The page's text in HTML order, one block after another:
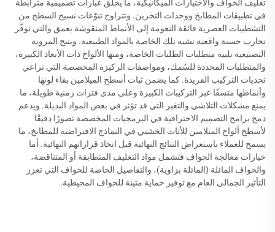
تغليف الحواف والاختيارات الميكانيكية، ما يخلق عبارات تصميمية مترابطة
في تطبيقات المطابخ ووحدات التخزين. وتتراوح تنوّعات نسيج السطح من
التشطيبات العصرية فائقة النعومة إلى الأنماط المنقوشة بعمق والتي توفّر
تجارب حسية واقعية تشبه تلك الخاصة بالمواد الطبيعية. ويتيح المرونة
التصنيعية تلبية متطلبات الطلبات الخاصة، ومنها الألواح ذات الأبعاد الكبيرة،
والمتطلبات المحددة للسُمك، ومواصفات الركيزة المخصصة التي تراعي
تحديات التركيب الفريدة. كما يضمن ثبات أسطح الميلامين بقاء لونها
وأنماطها متسقًا عبر التركيبات الكبيرة وعلى مدى فترات زمنية طويلة، ما
يمنع مشكلات التلاشي والتغير التي قد تؤثر في بعض المواد البديلة. ويدعم
دمج برامج التصميم الاحترافية في البرمجيات المخصصة تصورًا دقيقًا
لأسطح ألواح الميلامين للأثاث الخشبي في النماذج الافتراضية للمطابخ، ما
يسمح للعملاء باستعراض النتائج النهائية قبل اتخاذ قراراتهم النهائية. أما
خيارات معالجة الحواف فتشمل مواد التغليف المتطابقة أو المتناقضة،
والحواف المائلة (المائلة بزاوية)، والتفاصيل الخاصة للحواف التي تعزز
التأثير الجمالي العام مع توفير حماية متينة للحواف المحيطية.